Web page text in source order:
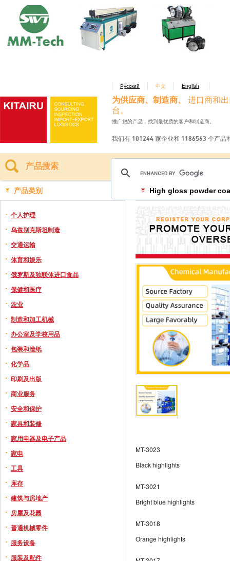
Русский 中文 English
为供应商、制造商、
进口商和
台。
推广您的产品，找到最优质的客户和制造商。
我们有 101244 家企业和 1186563 个产品
产品搜索
产品类别
个人护理
乌兹别克斯坦制造
交通运输
体育和娱乐
俄罗斯及独联体进口食品
保健和医疗
农业
制造和加工机械
办公室及学校用品
包装和造纸
化学品
印刷及出版
商业服务
安全和保护
家具和装修
家用电器及电子产品
家电
工具
库存
建筑与房地产
房屋及花园
普通机械零件
服务设备
服装及配件
High gloss powder
MT-3023
Black highlights
MT-3021
Bright blue highlights
MT-3018
Orange highlights